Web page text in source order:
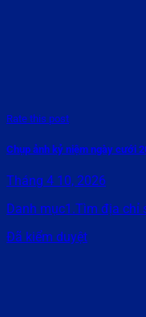
Rate this post
Chụp ảnh kỷ niệm ngày cưới
Tháng 4 10, 2026
Danh mục1.Tìm địa chỉ
Đã kiểm duyệt